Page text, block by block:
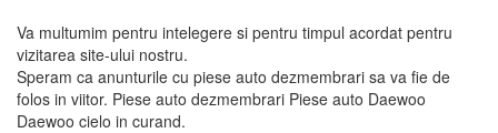
Va multumim pentru intelegere si pentru timpul acordat pentru
vizitarea site-ului nostru.
Speram ca anunturile cu piese auto dezmembrari sa va fie de
folos in viitor. Piese auto dezmembrari Piese auto Daewoo
Daewoo cielo in curand.